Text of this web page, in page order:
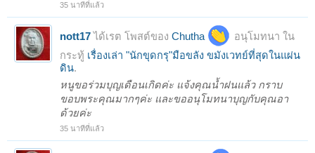
35 นาทีที่แล้ว
nott17ได้เรต โพสต์ของ Chutha
อนุโมทนา ใน
กระทู้ เรื่องเล่า "นักขุดกรุ"มือขลัง ขมังเวทย์ที่สุดในแผ่น
ดิน.
หนูขอร่วมบุญเดือนเกิดค่ะ แจ้งคุณน้ำฝนแล้ว กราบ
ขอบพระคุณมากๆค่ะ และขออนุโมทนาบุญกับคุณอา
ด้วยค่ะ
35 นาทีที่แล้ว